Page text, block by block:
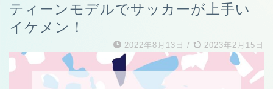
ティーンモデルでサッカーが上手い
イケメン！
2022年8月13日 / 2023年2月15日